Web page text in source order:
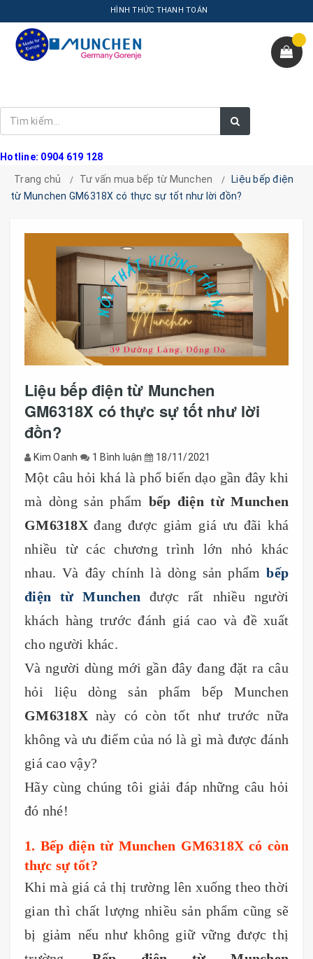
HÌNH THỨC THANH TOÁN
Hotline: 0904 619 128
Trang chủ
Tư vấn mua bếp từ Munchen
Liệu bếp điện
từ Munchen GM6318X có thực sự tốt như lời đồn?
Liệu bếp điện từ Munchen
GM6318X có thực sự tốt như lời
đồn?
Kim Oanh 1 Bình luận 18/11/2021
Một câu hỏi khá là phổ biến dạo gần đây khi
mà dòng sản phẩm bếp điện từ Munchen
GM6318Xđang được giảm giá ưu đãi khá
nhiều từ các chương trình lớn nhỏ khác
nhau. Và đây chính là dòng sản phẩmbếp
điện từ Munchen được rất nhiều người
khách hàng trước đánh giá cao và đề xuất
cho người khác.
Và người dùng mới gần đây đang đặt ra câu
hỏi liệu dòng sản phẩm bếp Munchen
GM6318X này có còn tốt như trước nữa
không và ưu điểm của nó là gì mà được đánh
giá cao vậy?
Hãy cùng chúng tôi giải đáp những câu hỏi
đó nhé!
1. Bếp điện từ Munchen GM6318X có còn
thực sự tốt?
Khi mà giá cả thị trường lên xuống theo thời
gian thì chất lượng nhiều sản phẩm cũng sẽ
bị giảm nếu như không giữ vững được thị